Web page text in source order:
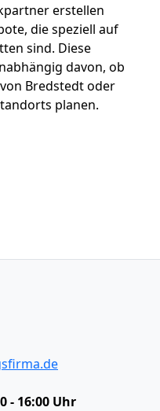
erstellen
die speziell auf
sind. Diese
davon, ob
Bredstedt oder
planen.
- 16:00 Uhr